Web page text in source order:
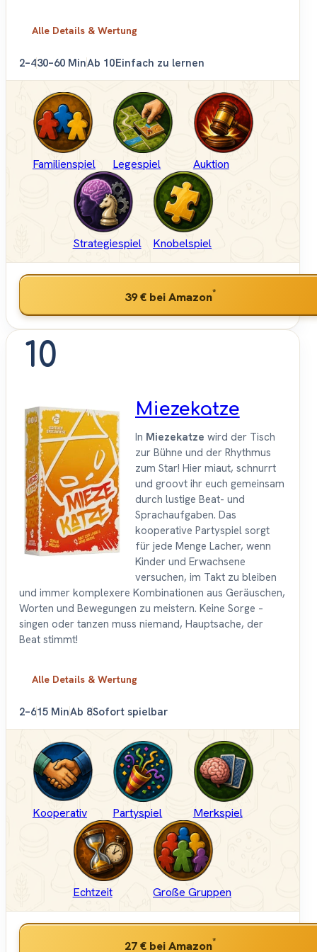
Alle Details & Wertung
2–430–60 MinAb 10Einfach zu lernen
Familienspiel Legespiel Auktion
Strategiespiel Knobelspiel
39 € bei Amazon*
10
Miezekatze
In Miezekatze wird der Tisch
zur Bühne und der Rhythmus
zum Star! Hier miaut, schnurrt
und groovt ihr euch gemeinsam
durch lustige Beat- und
Sprachaufgaben. Das
kooperative Partyspiel sorgt
für jede Menge Lacher, wenn
Kinder und Erwachsene
versuchen, im Takt zu bleiben
und immer komplexere Kombinationen aus Geräuschen,
Worten und Bewegungen zu meistern. Keine Sorge –
singen oder tanzen muss niemand, Hauptsache, der
Beat stimmt!
Alle Details & Wertung
2–615 MinAb 8Sofort spielbar
Kooperativ Partyspiel Merkspiel
Echtzeit Große Gruppen
27 € bei Amazon*